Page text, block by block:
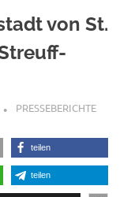
von St.
PRESSEBERICHTE
teilen
teilen